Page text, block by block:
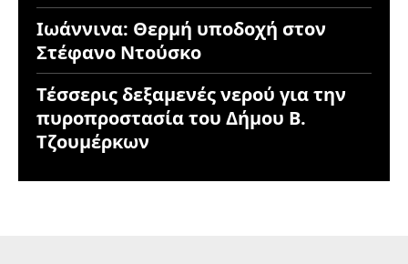
Ιωάννινα: Θερμή υποδοχή στον
Στέφανο Ντούσκο
Τέσσερις δεξαμενές νερού για την
πυροπροστασία του Δήμου Β.
Τζουμέρκων